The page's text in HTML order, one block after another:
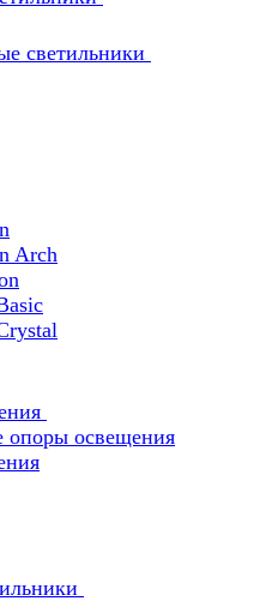
светильники
Arch
опоры освещения